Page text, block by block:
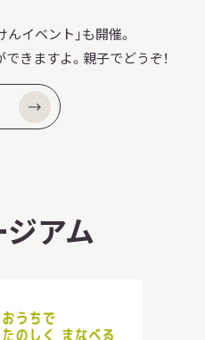
んイベント」も開催。
きますよ。親子でどうぞ！
アム